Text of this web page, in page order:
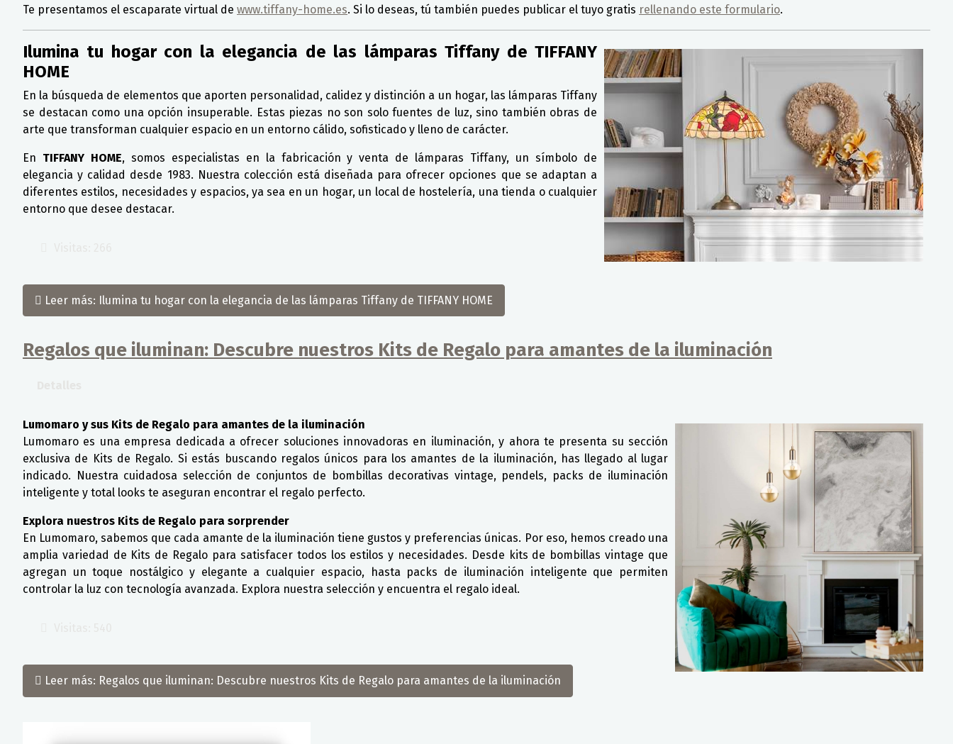
Te presentamos el escaparate virtual de www.tiffany-home.es. Si lo deseas, tú también puedes publicar el tuyo gratis rellenando este formulario.
Ilumina tu hogar con la elegancia de las lámparas Tiffany de TIFFANY
HOME
En la búsqueda de elementos que aporten personalidad, calidez y distinción a un hogar, las lámparas Tiffany
se destacan como una opción insuperable. Estas piezas no son solo fuentes de luz, sino también obras de
arte que transforman cualquier espacio en un entorno cálido, sofisticado y lleno de carácter.
En TIFFANY HOME, somos especialistas en la fabricación y venta de lámparas Tiffany, un símbolo de
elegancia y calidad desde 1983. Nuestra colección está diseñada para ofrecer opciones que se adaptan a
diferentes estilos, necesidades y espacios, ya sea en un hogar, un local de hostelería, una tienda o cualquier
entorno que desee destacar.
Leer más: Ilumina tu hogar con la elegancia de las lámparas Tiffany de TIFFANY HOME
Regalos que iluminan: Descubre nuestros Kits de Regalo para amantes de la iluminación
Lumomaro y sus Kits de Regalo para amantes de la iluminación
Lumomaro es una empresa dedicada a ofrecer soluciones innovadoras en iluminación, y ahora te presenta su sección
exclusiva de Kits de Regalo. Si estás buscando regalos únicos para los amantes de la iluminación, has llegado al lugar
indicado. Nuestra cuidadosa selección de conjuntos de bombillas decorativas vintage, pendels, packs de iluminación
inteligente y total looks te aseguran encontrar el regalo perfecto.
Explora nuestros Kits de Regalo para sorprender
En Lumomaro, sabemos que cada amante de la iluminación tiene gustos y preferencias únicas. Por eso, hemos creado una
amplia variedad de Kits de Regalo para satisfacer todos los estilos y necesidades. Desde kits de bombillas vintage que
agregan un toque nostálgico y elegante a cualquier espacio, hasta packs de iluminación inteligente que permiten
controlar la luz con tecnología avanzada. Explora nuestra selección y encuentra el regalo ideal.
Leer más: Regalos que iluminan: Descubre nuestros Kits de Regalo para amantes de la iluminación